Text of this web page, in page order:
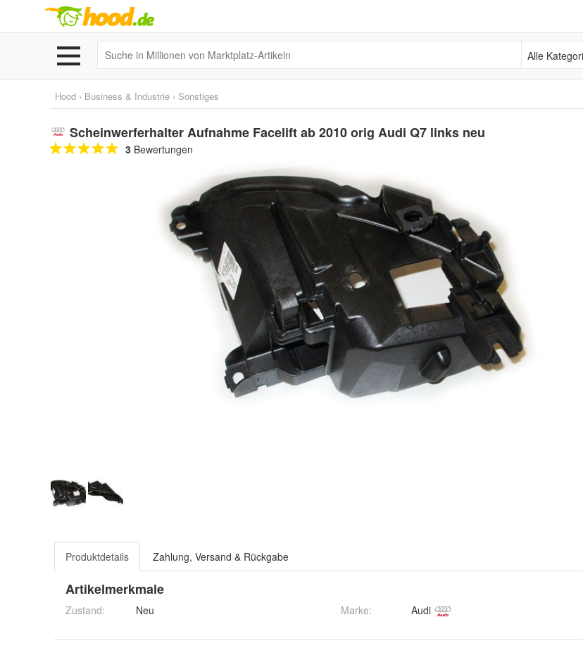
Alle Kategorien
Hood › Business & Industrie › Sonstiges
Scheinwerferhalter Aufnahme Facelift ab 2010 orig Audi Q7 links neu
3 Bewertungen
Produktdetails Zahlung, Versand & Rückgabe
Artikelmerkmale
Zustand: Neu Marke: Audi